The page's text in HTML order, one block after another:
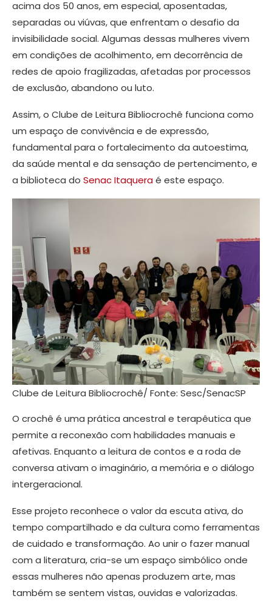
acima dos 50 anos, em especial, aposentadas,
separadas ou viúvas, que enfrentam o desafio da
invisibilidade social. Algumas dessas mulheres vivem
em condições de acolhimento, em decorrência de
redes de apoio fragilizadas, afetadas por processos
de exclusão, abandono ou luto.
Assim, o Clube de Leitura Bibliocrochê funciona como
um espaço de convivência e de expressão,
fundamental para o fortalecimento da autoestima,
da saúde mental e da sensação de pertencimento, e
a biblioteca do Senac Itaqueraé este espaço.
Clube de Leitura Bibliocrochê/ Fonte: Sesc/SenacSP
O crochê é uma prática ancestral e terapêutica que
permite a reconexão com habilidades manuais e
afetivas. Enquanto a leitura de contos e a roda de
conversa ativam o imaginário, a memória e o diálogo
intergeracional.
Esse projeto reconhece o valor da escuta ativa, do
tempo compartilhado e da cultura como ferramentas
de cuidado e transformação. Ao unir o fazer manual
com a literatura, cria-se um espaço simbólico onde
essas mulheres não apenas produzem arte, mas
também se sentem vistas, ouvidas e valorizadas.